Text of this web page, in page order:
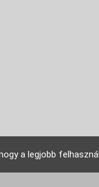
a legjobb